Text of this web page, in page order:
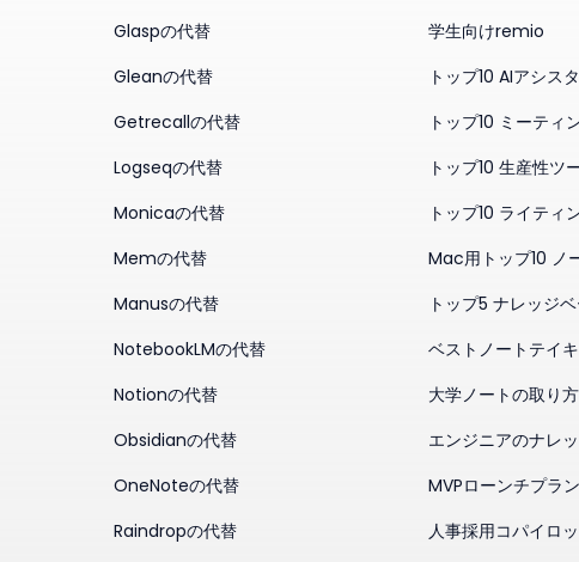
Glaspの代替
Gleanの代替
Getrecallの代替
Logseqの代替
Monicaの代替
Memの代替
Manusの代替
NotebookLMの代替
Notionの代替
Obsidianの代替
OneNoteの代替
Raindropの代替
学生向けremio
トップ10 AIアシス
トップ10 ミーティ
トップ10 生産性ツ
トップ10 ライティ
Mac用トップ10 ノ
トップ5 ナレッジ
ベストノートテイ
大学ノートの取り方
エンジニアのナレ
MVPローンチプラン
人事採用コパイロ